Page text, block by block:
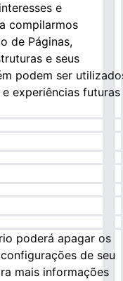
e
compilarmos
de Páginas,
e seus
podem ser
experiências futuras
poderá apagar os
de seu
mais informações